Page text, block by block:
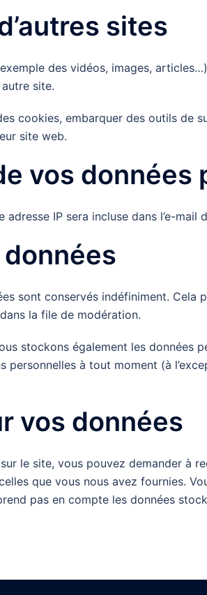
sites
des vidéos, images,
site.
cookies, embarquer des outils de
site web.
vos données
IP sera incluse dans l’e-mail
sont conservés indéfiniment. Cela
la file de modération.
stockons également les données
à tout moment (à
vos données
le site, vous pouvez demander à
que vous nous avez fournies.
pas en compte les données